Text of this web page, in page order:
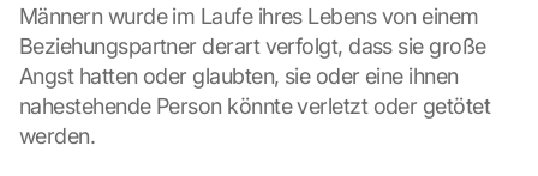
Männern wurde im Laufe ihres Lebens von einem
Beziehungspartner derart verfolgt, dass sie große
Angst hatten oder glaubten, sie oder eine ihnen
nahestehende Person könnte verletzt oder getötet
werden.